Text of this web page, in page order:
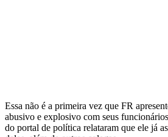
Essa não é a primeira vez que FR
abusivo e explosivo com seus
do portal de política relataram que ele já